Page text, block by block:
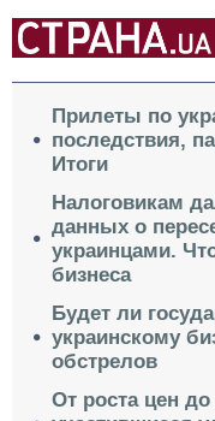
Прилеты по
последствия,
Итоги
Налоговикам
данных о
украинцами.
бизнеса
Будет ли
украинскому
обстрелов
От роста цен